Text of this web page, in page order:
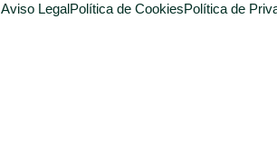
Aviso LegalPolítica de CookiesPolítica de